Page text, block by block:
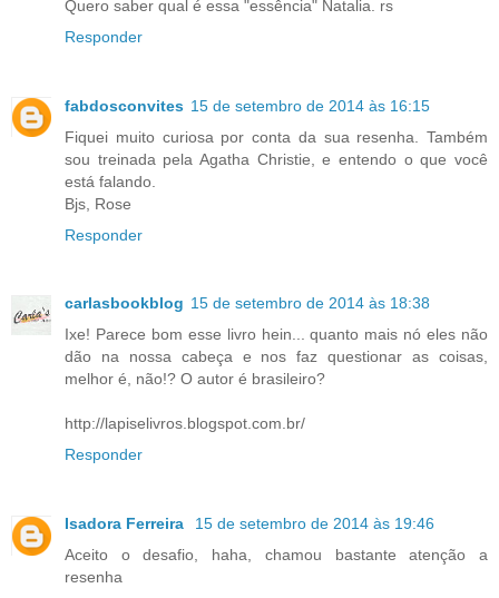
Quero saber qual é essa "essência" Natalia. rs
Responder
fabdosconvites 15 de setembro de 2014 às 16:15
Fiquei muito curiosa por conta da sua resenha. Também
sou treinada pela Agatha Christie, e entendo o que você
está falando.
Bjs, Rose
Responder
carlasbookblog 15 de setembro de 2014 às 18:38
Ixe! Parece bom esse livro hein... quanto mais nó eles não
dão na nossa cabeça e nos faz questionar as coisas,
melhor é, não!? O autor é brasileiro?
http://lapiselivros.blogspot.com.br/
Responder
Isadora Ferreira
15 de setembro de 2014 às 19:46
Aceito o desafio, haha, chamou bastante atenção a
resenha